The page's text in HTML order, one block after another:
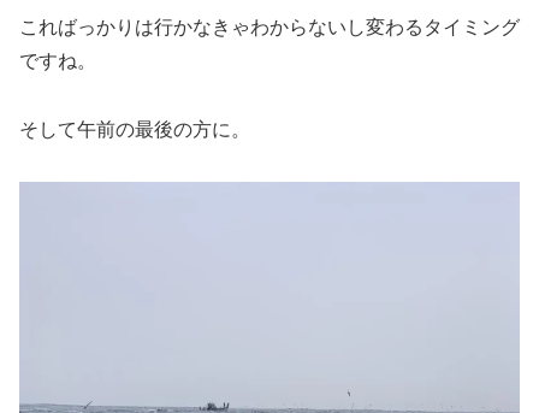
こればっかりは行かなきゃわからないし変わるタイミング
ですね。
そして午前の最後の方に。